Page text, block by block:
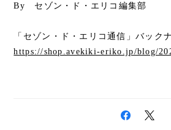
By セゾン・ド・エリコ編集部
「セゾン・ド・エリコ通信」バック
https://shop.avekiki-eriko.jp/blog/